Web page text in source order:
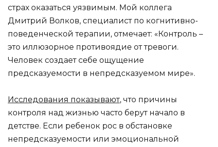
страх оказаться уязвимым. Мой коллега
Дмитрий Волков, специалист по когнитивно-
поведенческой терапии, отмечает: «Контроль –
это иллюзорное противоядие от тревоги.
Человек создает себе ощущение
предсказуемости в непредсказуемом мире».
Исследования показывают, что причины
контроля над жизнью часто берут начало в
детстве. Если ребенок рос в обстановке
непредсказуемости или эмоциональной